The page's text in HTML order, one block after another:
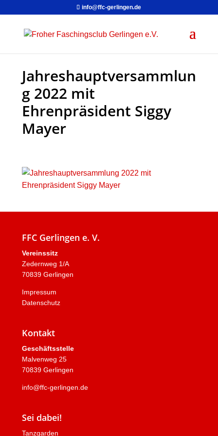
info@ffc-gerlingen.de
Jahreshauptversammlun
g 2022 mit
Ehrenpräsident Siggy
Mayer
FFC Gerlingen e. V.
Vereinssitz
Zedernweg 1/A
70839 Gerlingen
Impressum
Datenschutz
Kontakt
Geschäftsstelle
Malvenweg 25
70839 Gerlingen
info@ffc-gerlingen.de
Sei dabei!
Tanzgarden